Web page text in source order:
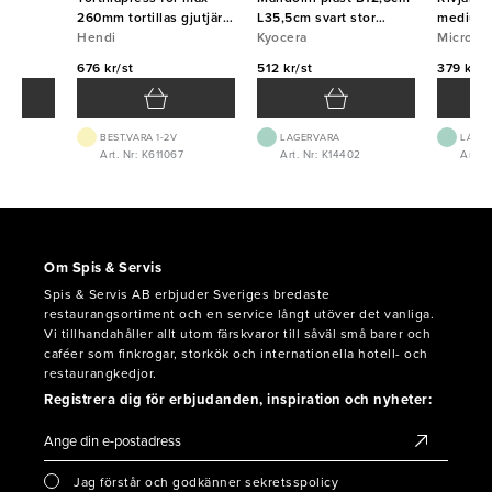
260mm tortillas gjutjärn
Hendi
Hendi
676 kr/st
BEST.VARA 1-2V
Art. Nr: K611067
L35,5cm svart stor
Kyocera
Kyocera
512 kr/st
LAGERVARA
Art. Nr: K14402
medium
379 kr/
Art.
Om Spis & Servis
Spis & Servis AB erbjuder Sveriges bredaste
restaurangsortiment och en service långt utöver det vanliga.
Vi tillhandahåller allt utom färskvaror till såväl små barer och
caféer som finkrogar, storkök och internationella hotell- och
restaurangkedjor.
Registrera dig för erbjudanden, inspiration och nyheter:
Jag förstår och godkänner sekretsspolicy